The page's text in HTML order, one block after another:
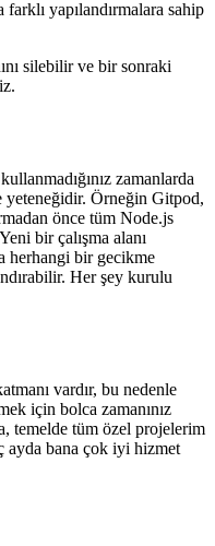
edilir ve bu nedenle, bir
oluşturduğunuzda Gitpod
tamamen farklı iş
yapılandırmalara sahip
zamanlarda
yeteneğidir. Örneğin Gitpod,
önce tüm Node.js
herhangi bir gecikme
vardır, bu nedenle
için bolca zamanınız
temelde tüm özel projelerim
bana çok iyi hizmet